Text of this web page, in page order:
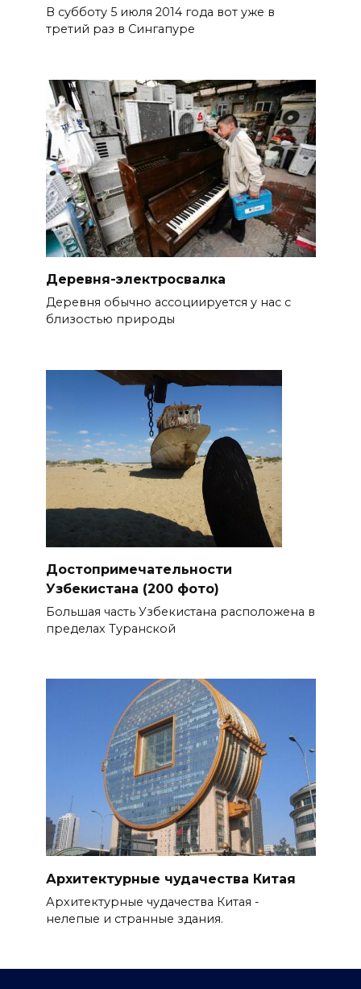
В субботу 5 июля 2014 года вот уже в
третий раз в Сингапуре
Деревня-электросвалка
Деревня обычно ассоциируется у нас с
близостью природы
Достопримечательности
Узбекистана (200 фото)
Большая часть Узбекистана расположена в
пределах Туранской
Архитектурные чудачества Китая
Архитектурные чудачества Китая -
нелепые и странные здания.